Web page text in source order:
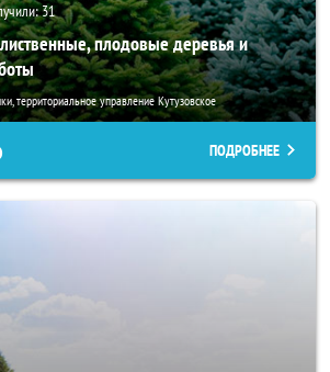
31
плодовые деревья и
территориальное управление Кутузовское
ПОДРОБНЕЕ